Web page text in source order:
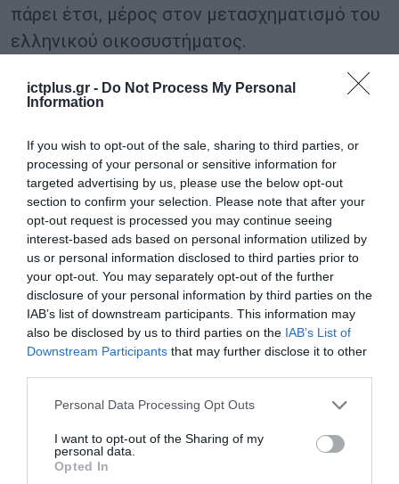
ictplus.gr - Do Not Process My Personal
Information
If you wish to opt-out of the sale, sharing to third parties, or
processing of your personal or sensitive information for
targeted advertising by us, please use the below opt-out
section to confirm your selection. Please note that after your
opt-out request is processed you may continue seeing
interest-based ads based on personal information utilized by
us or personal information disclosed to third parties prior to
your opt-out. You may separately opt-out of the further
disclosure of your personal information by third parties on the
IAB’s list of downstream participants. This information may
also be disclosed by us to third parties on the IAB’s List of
Downstream Participants that may further disclose it to other
Please note that this website/app uses one or more Google
not limited to your visit or usage behaviour. You may click to
grant or deny consent to Google and its third-party tags to
use your data for below specified purposes in below Google
Personal Data Processing Opt Outs
I want to opt-out of the Sharing of my
personal data.
Opted In
πάρει έτσι, μέρος στον μετασχηματισμό του
ελληνικού οικοσυστήματος.
ταλαντούχος, Έλληνας και μη, κάτοικος της
κάνει το επόμενο βήμα για την καριέρα του
στη χώρα μας.
Η Endeavor είναι ένας διεθνής μη
κερδοσκοπικός οργανισμός που επιλέγει και
στηρίζει ταχέως αναπτυσσόμενες
επιχειρήσεις ανά τον κόσμο με τη βοήθεια
των κορυφαίων επιχειρηματικών ηγετών και
επενδυτών παγκοσμίως. Από το 1997, έχουν
επιλεγεί περισσότεροι από 2089 Endeavor
Entrepreneurs από 1200 εταιρείες
παγκοσμίως, οι οποίοι έχουν εξασφαλίσει
περισσότερες από 4.1 εκατ. θέσεις εργασίας,